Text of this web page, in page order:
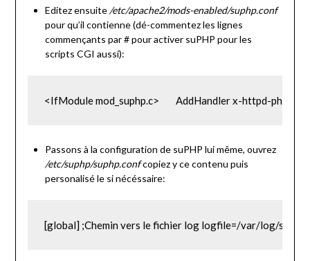
Editez ensuite /etc/apache2/mods-enabled/suphp.conf
pour qu’il contienne (dé-commentez les lignes
commençants par # pour activer suPHP pour les
scripts CGI aussi):
<IfModule mod_suphp.c>        AddHandler x-httpd-php
Passons à la configuration de suPHP lui même, ouvrez
/etc/suphp/suphp.confcopiez y ce contenu puis
personalisé le si nécéssaire:
[global] ;Chemin vers le fichier log logfile=/var/log/